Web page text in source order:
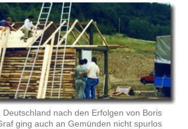
Deutschland nach den Erfolgen von Boris
ging auch an Gemünden nicht spurlos